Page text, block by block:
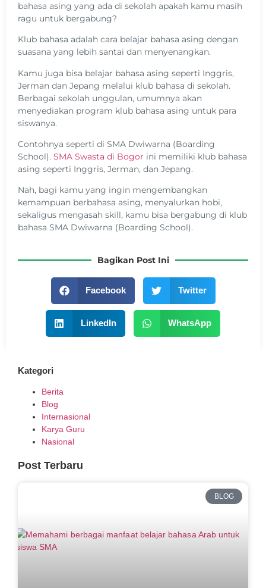
bahasa asing yang ada di sekolah apakah kamu masih
ragu untuk bergabung?
Klub bahasa adalah cara belajar bahasa asing dengan
suasana yang lebih santai dan menyenangkan.
Kamu juga bisa belajar bahasa asing seperti Inggris,
Jerman dan Jepang melalui klub bahasa di sekolah.
Berbagai sekolah unggulan, umumnya akan
menyediakan program klub bahasa asing untuk para
siswanya.
Contohnya seperti di SMA Dwiwarna (Boarding
School). SMA Swasta di Bogor ini memiliki klub bahasa
asing seperti Inggris, Jerman, dan Jepang.
Nah, bagi kamu yang ingin mengembangkan
kemampuan berbahasa asing, menyalurkan hobi,
sekaligus mengasah skill, kamu bisa bergabung di klub
bahasa SMA Dwiwarna (Boarding School).
Bagikan Post Ini
Facebook Twitter
LinkedIn WhatsApp
Kategori
Berita
Blog
Internasional
Karya Guru
Nasional
Post Terbaru
BLOG